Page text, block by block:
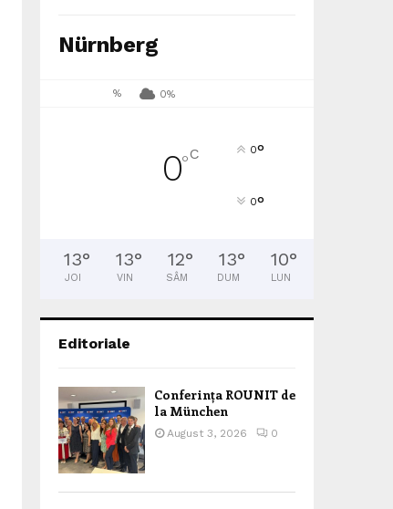
Nürnberg
% 0%
0°C 0°
0°
13°
JOI
13°
VIN
12°
SÂM
13°
DUM
10°
LUN
Editoriale
Conferința ROUNIT de
la München
August 3, 2026 0